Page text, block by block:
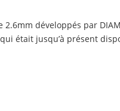
2.6mm développés par
était jusqu’à présent